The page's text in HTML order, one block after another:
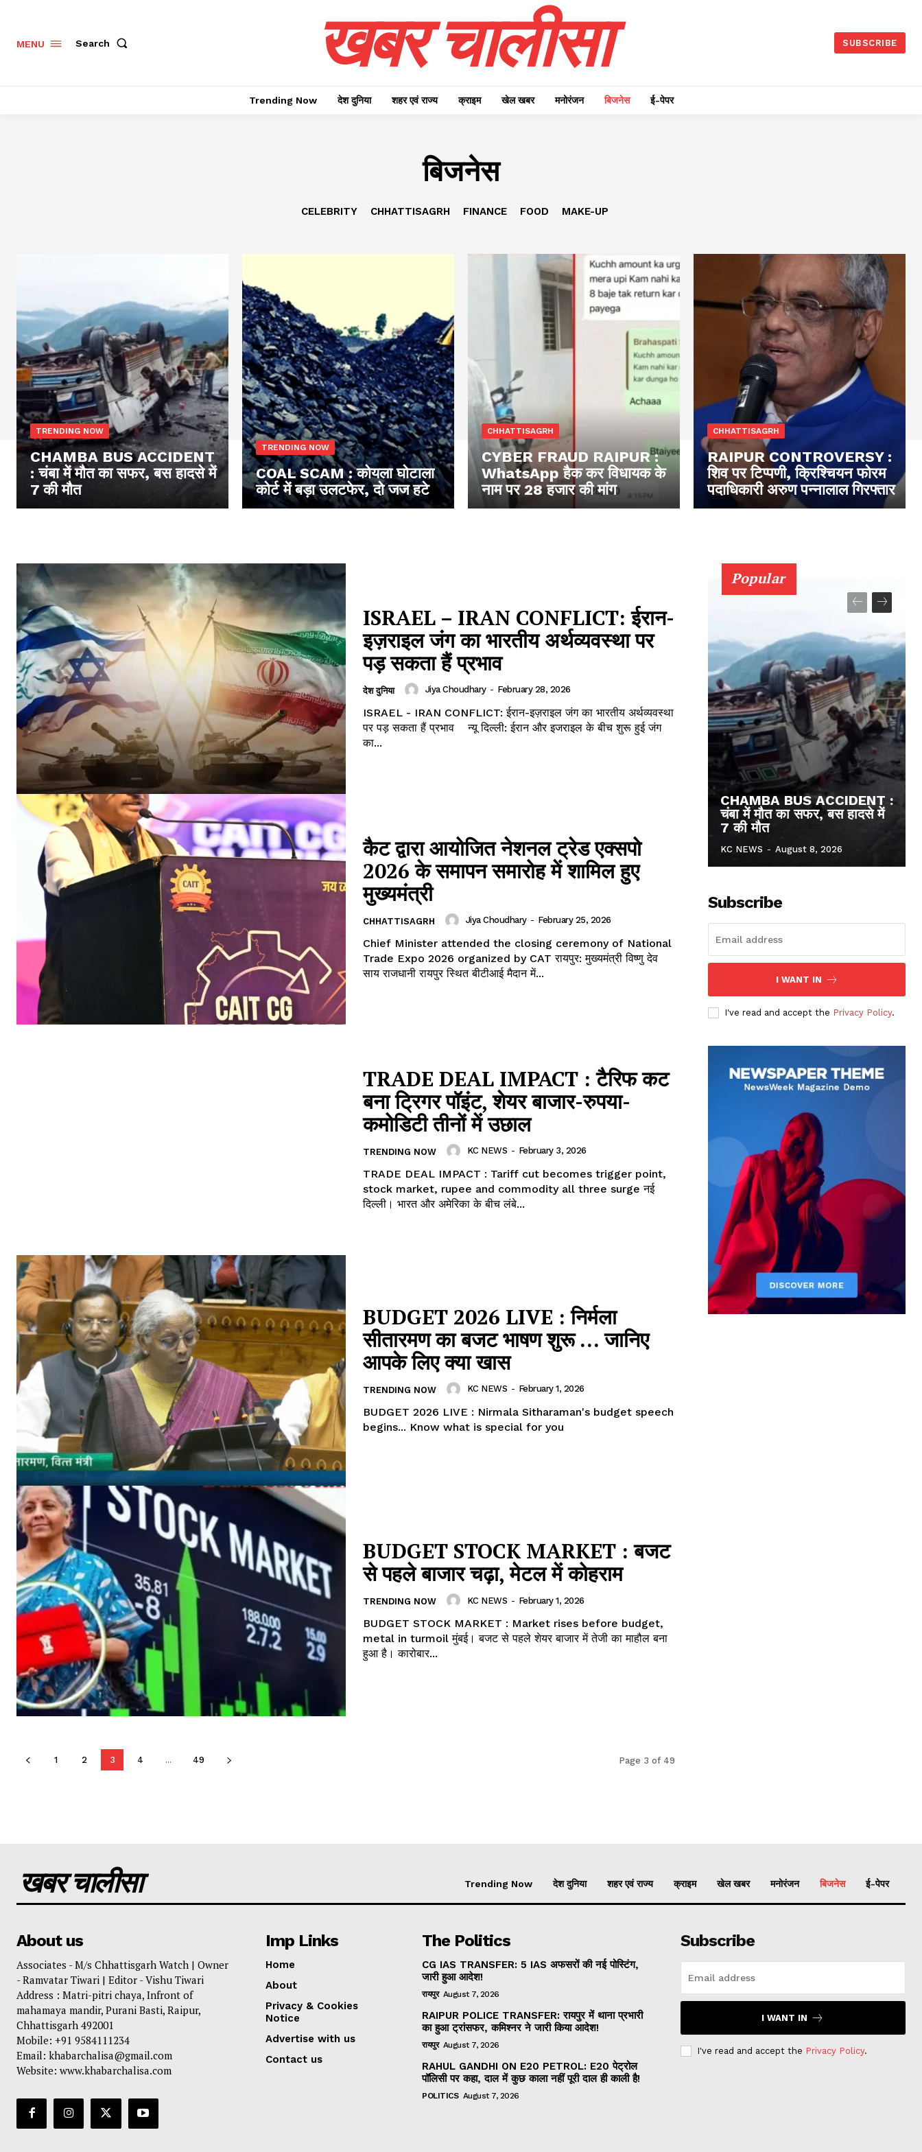
सिर्फ सच !!!
शहर एवं राज्य
क्राइम
खेल खबर
मनोरंजन
बिजनेस
ई-पेपर
MENU Search खबर चालीसा SUBSCRIBE
Trending Now देश दुनिया शहर एवं राज्य क्राइम खेल खबर मनोरंजन बिजनेस ई-पेपर
बिजनेस
CELEBRITY CHHATTISAGRH FINANCE FOOD MAKE-UP
TRENDING NOW
CHAMBA BUS ACCIDENT
: चंबा में मौत का सफर, बस हादसे में
7 की मौत
TRENDING NOW
COAL SCAM : कोयला घोटाला
कोर्ट में बड़ा उलटफेर, दो जज हटे
CHHATTISAGRH
CYBER FRAUD RAIPUR :
WhatsApp हैक कर विधायक के
नाम पर 28 हजार की मांग
CHHATTISAGRH
RAIPUR CONTROVERSY :
शिव पर टिप्पणी, क्रिश्चियन फोरम
पदाधिकारी अरुण पन्नालाल गिरफ्तार
ISRAEL – IRAN CONFLICT: ईरान-
इज़राइल जंग का भारतीय अर्थव्यवस्था पर
पड़ सकता हैं प्रभाव
देश दुनिया Jiya Choudhary - February 28, 2026
ISRAEL - IRAN CONFLICT: ईरान-इज़राइल जंग का भारतीय अर्थव्यवस्था
पर पड़ सकता हैं प्रभाव न्यू दिल्ली: ईरान और इजराइल के बीच शुरू हुई जंग
का...
कैट द्वारा आयोजित नेशनल ट्रेड एक्सपो
2026 के समापन समारोह में शामिल हुए
मुख्यमंत्री
CHHATTISAGRH Jiya Choudhary - February 25, 2026
Chief Minister attended the closing ceremony of National
Trade Expo 2026 organized by CAT रायपुर: मुख्यमंत्री विष्णु देव
साय राजधानी रायपुर स्थित बीटीआई मैदान में...
TRADE DEAL IMPACT : टैरिफ कट
बना ट्रिगर पॉइंट, शेयर बाजार-रुपया-
कमोडिटी तीनों में उछाल
TRENDING NOW KC NEWS - February 3, 2026
TRADE DEAL IMPACT : Tariff cut becomes trigger point,
stock market, rupee and commodity all three surge नई
दिल्ली। भारत और अमेरिका के बीच लंबे...
BUDGET 2026 LIVE : निर्मला
सीतारमण का बजट भाषण शुरू … जानिए
आपके लिए क्या खास
TRENDING NOW KC NEWS - February 1, 2026
BUDGET 2026 LIVE : Nirmala Sitharaman's budget speech
begins... Know what is special for you
BUDGET STOCK MARKET : बजट
से पहले बाजार चढ़ा, मेटल में कोहराम
TRENDING NOW KC NEWS - February 1, 2026
BUDGET STOCK MARKET : Market rises before budget,
metal in turmoil मुंबई। बजट से पहले शेयर बाजार में तेजी का माहौल बना
हुआ है। कारोबार...
1 2 3 4 ... 49 Page 3 of 49
Popular
CHAMBA BUS ACCIDENT :
चंबा में मौत का सफर, बस हादसे में
7 की मौत
KC NEWS - August 8, 2026
Subscribe
I WANT IN
I've read and accept the Privacy Policy.
खबर चालीसा Trending Now देश दुनिया शहर एवं राज्य क्राइम खेल खबर मनोरंजन बिजनेस ई-पेपर
About us
Associates - M/s Chhattisgarh Watch | Owner
- Ramvatar Tiwari | Editor - Vishu Tiwari
Address : Matri-pitri chaya, Infront of
mahamaya mandir, Purani Basti, Raipur,
Chhattisgarh 492001
Mobile: +91 9584111234
Email: khabarchalisa@gmail.com
Website: www.khabarchalisa.com
Imp Links
Home
About
Privacy & Cookies
Notice
Advertise with us
Contact us
The Politics
CG IAS TRANSFER: 5 IAS अफसरों की नई पोस्टिंग,
जारी हुआ आदेश!
रायपुर August 7, 2026
RAIPUR POLICE TRANSFER: रायपुर में थाना प्रभारी
का हुआ ट्रांसफर, कमिश्नर ने जारी किया आदेश!
रायपुर August 7, 2026
RAHUL GANDHI ON E20 PETROL: E20 पेट्रोल
पॉलिसी पर कहा, दाल में कुछ काला नहीं पूरी दाल ही काली है!
POLITICS August 7, 2026
Subscribe
I WANT IN
I've read and accept the Privacy Policy.